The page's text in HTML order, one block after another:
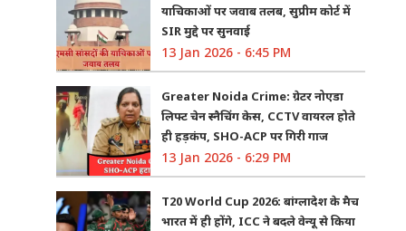
याचिकाओं पर जवाब तलब, सुप्रीम कोर्ट में
SIR मुद्दे पर सुनवाई
13 Jan 2026 - 6:45 PM
Greater Noida Crime: ग्रेटर नोएडा
लिफ्ट चेन स्नैचिंग केस, CCTV वायरल होते
ही हड़कंप, SHO-ACP पर गिरी गाज
13 Jan 2026 - 6:29 PM
T20 World Cup 2026: बांग्लादेश के मैच
भारत में ही होंगे, ICC ने बदले वेन्यू से किया